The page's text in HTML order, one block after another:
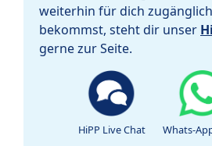
weiterhin für dich
bekommst, steht dir unser
gerne zur Seite.
HiPP Live Chat Whats-